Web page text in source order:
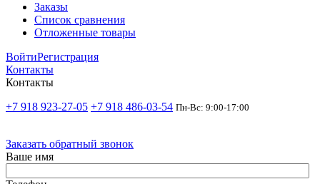
Заказы
Список сравнения
Отложенные товары
ВойтиРегистрация
Контакты
Контакты
+7 918 923-27-05 +7 918 486-03-54 Пн-Вс: 9:00-17:00
Заказать обратный звонок
Ваше имя